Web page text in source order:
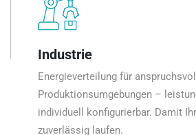
Industrie
Energieverteilung für
Produktionsumgebungen –
individuell konfigurierbar. Damit
zuverlässig laufen.